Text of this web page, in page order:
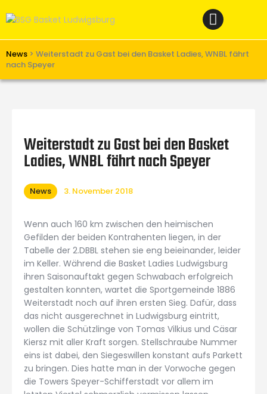
News > Weiterstadt zu Gast bei den Basket Ladies, WNBL fährt
nach Speyer
Verein
Teams W
Unterstützen
Links
Weiterstadt zu Gast bei den Basket
Ladies, WNBL fährt nach Speyer
News 3. November 2018
Wenn auch 160 km zwischen den heimischen
Gefilden der beiden Kontrahenten liegen, in der
Tabelle der 2.DBBL stehen sie eng beieinander, leider
im Keller. Während die Basket Ladies Ludwigsburg
ihren Saisonauftakt gegen Schwabach erfolgreich
gestalten konnten, wartet die Sportgemeinde 1886
Weiterstadt noch auf ihren ersten Sieg. Dafür, dass
das nicht ausgerechnet in Ludwigsburg eintritt,
wollen die Schützlinge von Tomas Vilkius und Cäsar
Kiersz mit aller Kraft sorgen. Stellschraube Nummer
eins ist dabei, den Siegeswillen konstant aufs Parkett
zu bringen. Dies hatte man in der Vorwoche gegen
die Towers Speyer-Schifferstadt vor allem im